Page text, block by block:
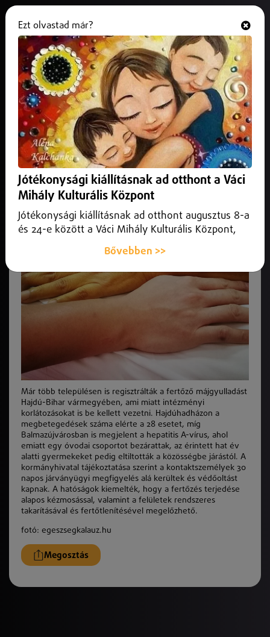
Már több településen is
regisztrálták a fertőző
májgyulladást Hajdú-Biharban
2026. június 06. Debrecen Helyi
Már több településen is regisztrálták a fertőző
májgyulladást Hajdú-Bihar vármegyében, ami miatt
intézményi korlátozásokat is be kellett vezetni.
Már több településen is regisztrálták a fertőző májgyulladást
Hajdú-Bihar vármegyében, ami miatt intézményi
korlátozásokat is be kellett vezetni. Hajdúhadházon a
megbetegedések száma elérte a 28 esetet, míg
Balmazújvárosban is megjelent a hepatitis A-vírus, ahol
emiatt egy óvodai csoportot bezárattak, az érintett hat év
alatti gyermekeket pedig eltiltották a közösségbe járástól. A
kormányhivatal tájékoztatása szerint a kontaktszemélyek 30
napos járványügyi megfigyelés alá kerültek és védőoltást
kapnak. A hatóságok kiemelték, hogy a fertőzés terjedése
alapos kézmosással, valamint a felületek rendszeres
takarításával és fertőtlenítésével megelőzhető.
fotó: egeszsegkalauz.hu
Megosztás
Ezt olvastad már?
Jótékonysági kiállításnak ad otthont a Váci
Mihály Kulturális Központ
Jótékonysági kiállításnak ad otthont augusztus 8-a
és 24-e között a Váci Mihály Kulturális Központ,
Bővebben >>